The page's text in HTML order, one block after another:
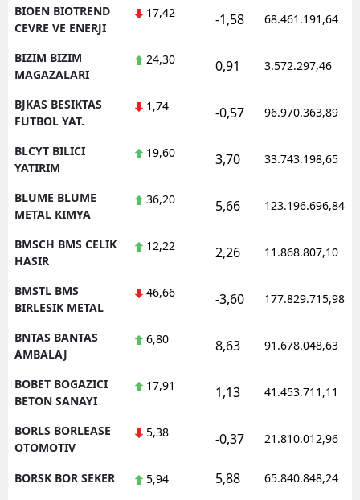
BIOEN BIOTREND
CEVRE VE ENERJI
17,42 -1,58 68.461.191,64
BIZIM BIZIM
MAGAZALARI
24,30 0,91 3.572.297,46
BJKAS BESIKTAS
FUTBOL YAT.
1,74 -0,57 96.970.363,89
BLCYT BILICI
YATIRIM
19,60 3,70 33.743.198,65
BLUME BLUME
METAL KIMYA
36,20 5,66 123.196.696,84
BMSCH BMS CELIK
HASIR
12,22 2,26 11.868.807,10
BMSTL BMS
BIRLESIK METAL
46,66 -3,60 177.829.715,98
BNTAS BANTAS
AMBALAJ
6,80 8,63 91.678.048,63
BOBET BOGAZICI
BETON SANAYI
17,91 1,13 41.453.711,11
BORLS BORLEASE
OTOMOTIV
5,38 -0,37 21.810.012,96
BORSK BOR SEKER 5,94 5,88 65.840.848,24